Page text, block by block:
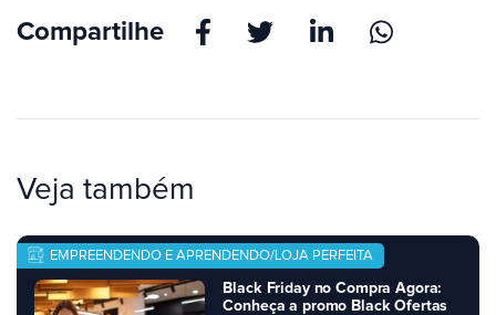
Compartilhe
Veja também
Black Friday no Compra Agora:
Conheça a promo Black Ofertas
EMPREENDENDO E APRENDENDO/LOJA PERFEITA